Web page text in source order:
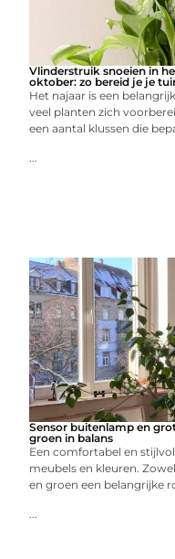
Vlinderstruik snoeien in
oktober: zo bereid je je
Het najaar is een
veel planten zich
een aantal klussen die
...
Sensor buitenlamp en
groen in balans
Een comfortabel en
meubels en kleuren.
en groen een belangrijke
...